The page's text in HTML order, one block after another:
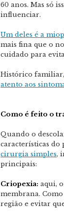
60 anos. Mas só
influenciar.
Um deles é a
mais fina que o
cuidado para
Histórico familiar,
atento aos
Como é feito o
Quando o
características do
cirurgia simples,
principais:
Criopexia: aqui,
membrana.
região e evitar